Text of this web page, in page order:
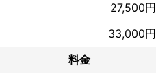
27,500円
33,000円
料金